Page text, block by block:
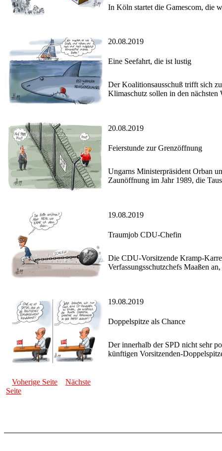
In Köln startet die Gamescom, die
20.08.2019
Eine Seefahrt, die ist lustig
Der Koalitionsausschuß trifft sich
Klimaschutz sollen in den nächsten
20.08.2019
Feierstunde zur Grenzöffnung
Ungarns Ministerpräsident Orban
Zaunöffnung im Jahr 1989, die
19.08.2019
Traumjob CDU-Chefin
Die CDU-Vorsitzende Kramp-
Verfassungsschutzchefs Maaßen
19.08.2019
Doppelspitze als Chance
Der innerhalb der SPD nicht sehr
künftigen Vorsitzenden-
Voherige Seite
Nächste
Seite